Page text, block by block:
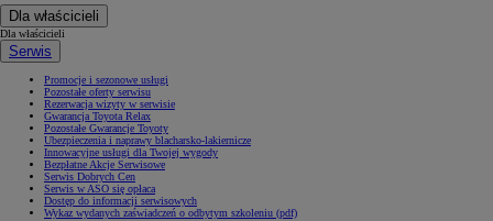
Dla właścicieli
Dla właścicieli
Serwis
Promocje i sezonowe usługi
Pozostałe oferty serwisu
Rezerwacja wizyty w serwisie
Gwarancja Toyota Relax
Pozostałe Gwarancje Toyoty
Ubezpieczenia i naprawy blacharsko-lakiernicze
Innowacyjne usługi dla Twojej wygody
Bezpłatne Akcje Serwisowe
Serwis Dobrych Cen
Serwis w ASO się opłaca
Dostęp do informacji serwisowych
Wykaz wydanych zaświadczeń o odbytym szkoleniu (pdf)